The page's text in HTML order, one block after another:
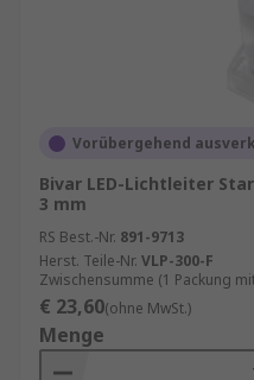
Vorübergehend
Bivar LED-Lichtleiter
3 mm
RS Best.-Nr. 891-9713
Herst. Teile-Nr. VLP-300-F
Zwischensumme (1 Packung
€ 23,60(ohne MwSt.)
Menge